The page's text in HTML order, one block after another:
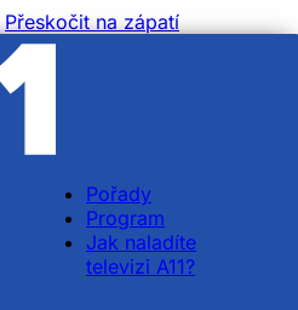
Přeskočit na zápatí
Pořady
Program
Jak naladíte
televizi A11?